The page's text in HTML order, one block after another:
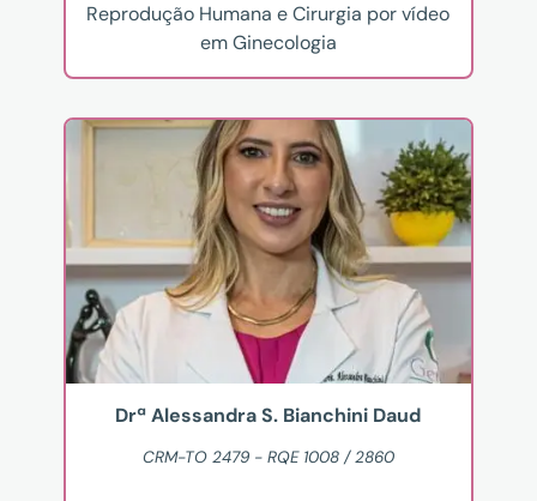
Reprodução Humana e Cirurgia por vídeo
em Ginecologia
Drª Alessandra S. Bianchini Daud
CRM-TO 2479 - RQE 1008 / 2860